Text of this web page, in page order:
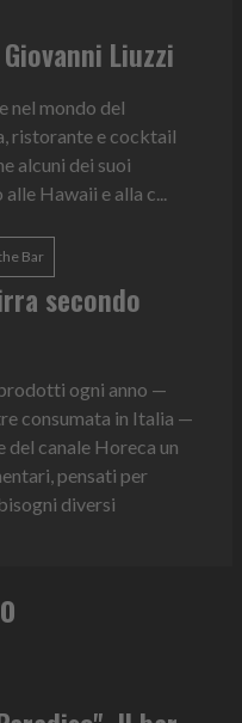
Liuzzi
nel mondo del
ristorante e cocktail
alcuni dei suoi
Hawaii e alla c...
Bar
secondo
ogni anno —
consumata in Italia —
canale Horeca un
pensati per
diversi